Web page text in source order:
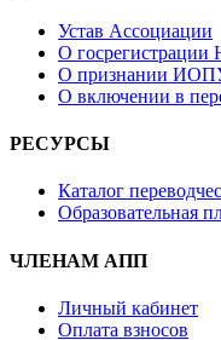
Устав Ассоциации
О
О признании
О включении в
РЕСУРСЫ
Каталог
Образовательная
ЧЛЕНАМ АПП
Личный кабинет
Оплата взносов